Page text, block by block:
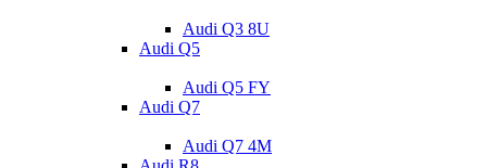
Audi Q3 8U
Audi Q5
Audi Q5 FY
Audi Q7
Audi Q7 4M